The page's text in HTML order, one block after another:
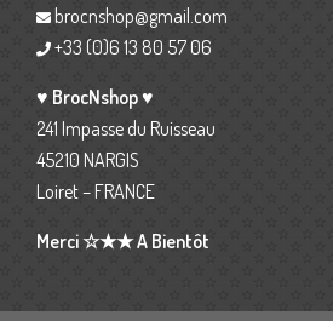
brocnshop@gmail.com
+33 (0)6 13 80 57 06
♥ BrocNshop ♥
241 Impasse du Ruisseau
45210 NARGIS
Loiret – FRANCE
Merci ☆★★ A Bientôt